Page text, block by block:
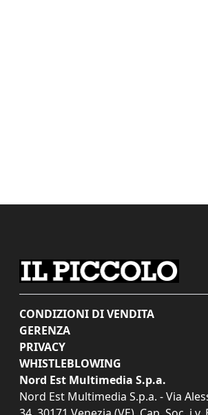
CONDIZIONI DI VENDITA
GERENZA
PRIVACY
WHISTLEBLOWING
Nord Est Multimedia S.p.a.
Nord Est Multimedia S.p.a. - Via